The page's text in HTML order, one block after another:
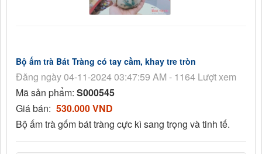
Bộ ấm trà Bát Tràng có tay cầm, khay tre tròn
Đăng ngày 04-11-2024 03:47:59 AM - 1164 Lượt xem
Mã sản phẩm: S000545
Giá bán: 530.000 VND
Bộ ấm trà gốm bát tràng cực kì sang trọng và tinh tế.